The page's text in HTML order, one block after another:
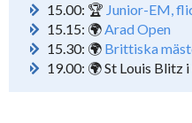
15.00: 🏆 Junior-EM,
15.15: 🌍Arad Open
15.30: 🌍 Brittiska
19.00: 🌍 St Louis Blitz i